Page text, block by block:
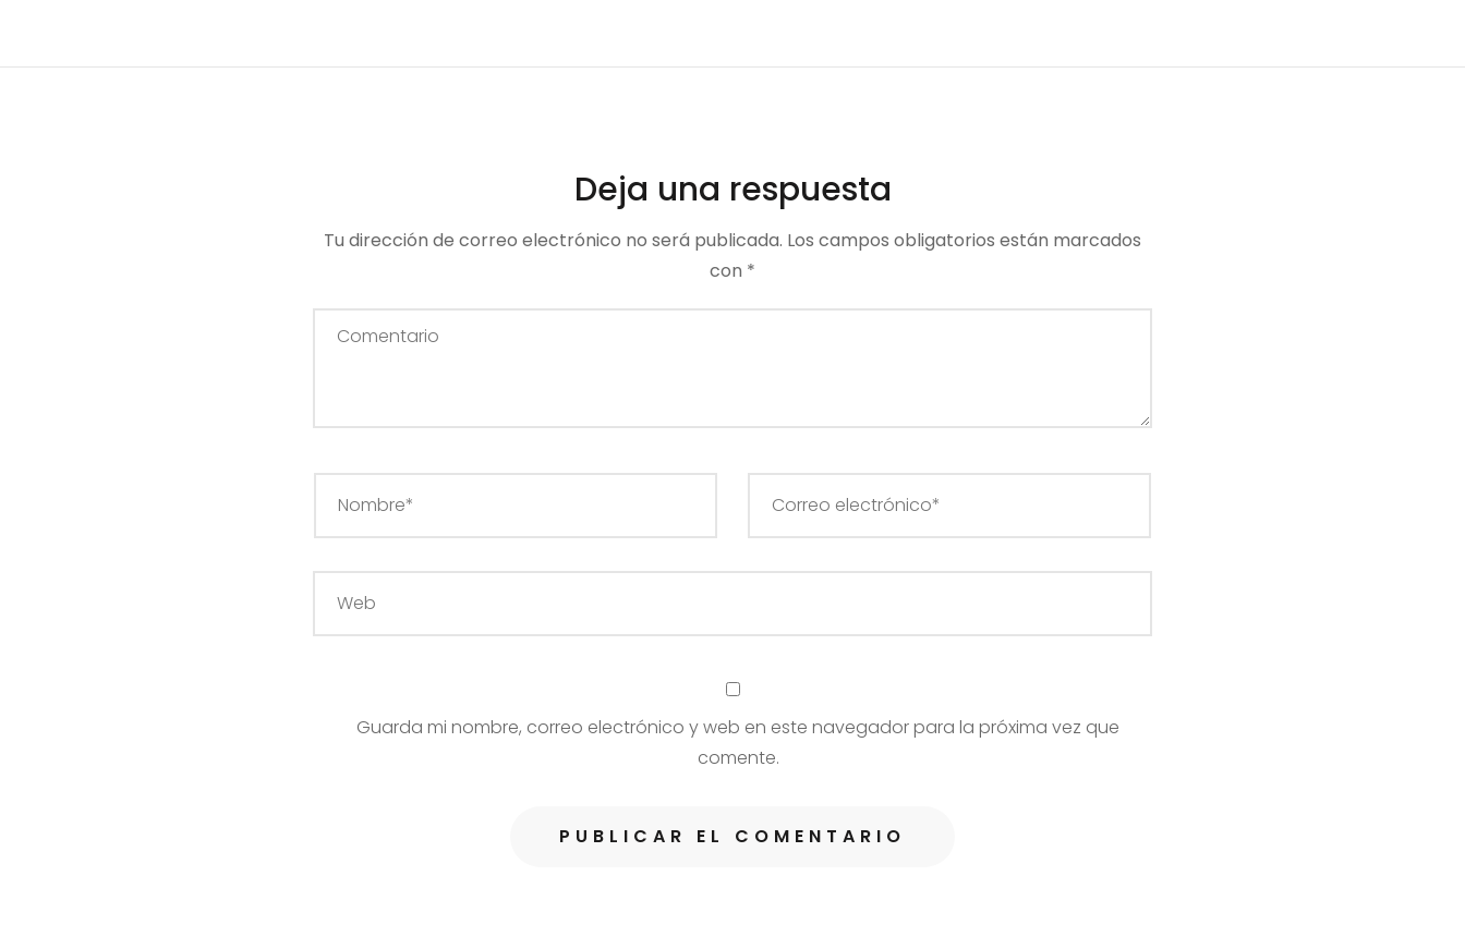
Deja una respuesta
Tu dirección de correo electrónico no será publicada. Los campos obligatorios están marcados
con *
Guarda mi nombre, correo electrónico y web en este navegador para la próxima vez que
comente.